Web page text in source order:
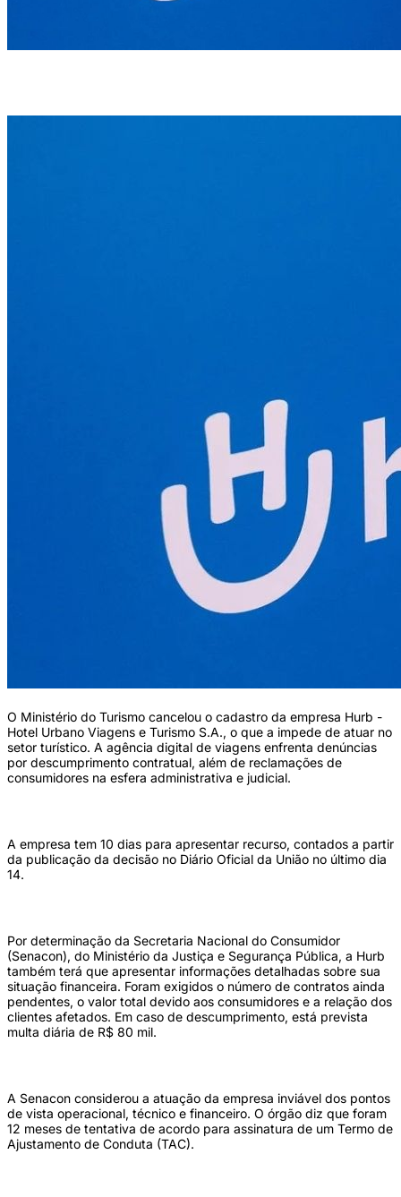
O Ministério do Turismo cancelou o cadastro da empresa Hurb -
Hotel Urbano Viagens e Turismo S.A., o que a impede de atuar no
setor turístico. A agência digital de viagens enfrenta denúncias
por descumprimento contratual, além de reclamações de
consumidores na esfera administrativa e judicial.
A empresa tem 10 dias para apresentar recurso, contados a partir
da publicação da decisão no Diário Oficial da União no último dia
14.
Por determinação da Secretaria Nacional do Consumidor
(Senacon), do Ministério da Justiça e Segurança Pública, a Hurb
também terá que apresentar informações detalhadas sobre sua
situação financeira. Foram exigidos o número de contratos ainda
pendentes, o valor total devido aos consumidores e a relação dos
clientes afetados. Em caso de descumprimento, está prevista
multa diária de R$ 80 mil.
A Senacon considerou a atuação da empresa inviável dos pontos
de vista operacional, técnico e financeiro. O órgão diz que foram
12 meses de tentativa de acordo para assinatura de um Termo de
Ajustamento de Conduta (TAC).